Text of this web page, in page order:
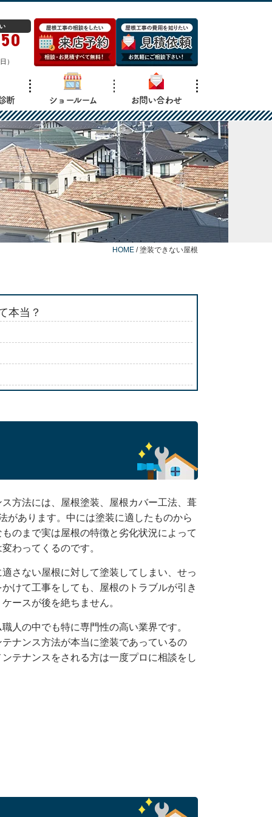
）
断 ショールーム お問い合わせ
HOME /塗装できない屋根
本当？
方法には、屋根塗装、屋根カバー工法、葺
があります。中には塗装に適したものから
のまで実は屋根の特徴と劣化状況によって
わってくるのです。
さない屋根に対して塗装してしまい、せっ
けて工事をしても、屋根のトラブルが引き
ースが後を絶ちません。
人の中でも特に専門性の高い業界です。
ナンス方法が本当に塗装であっているの
テナンスをされる方は一度プロに相談をし